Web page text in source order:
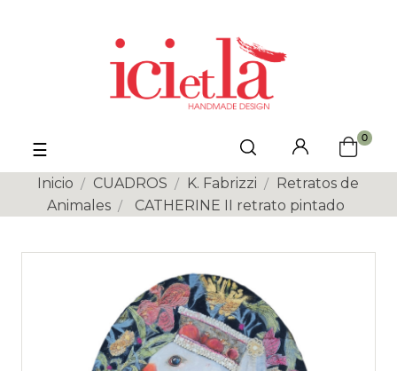
Navegación
de
palanca
☰
0
Inicio CUADROS K. Fabrizzi
Retratos de
Animales
CATHERINE II retrato pintado